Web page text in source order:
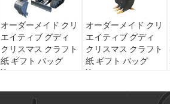
オーダーメイド クリ
エイティブ グディ
クリスマス クラフト
紙 ギフト バッグ
Xmas デコレーショ
自分のロゴ
オーダーメイド クリ
エイティブ グディ
クリスマス クラフト
紙 ギフト バッグ
Xmas デコレーショ